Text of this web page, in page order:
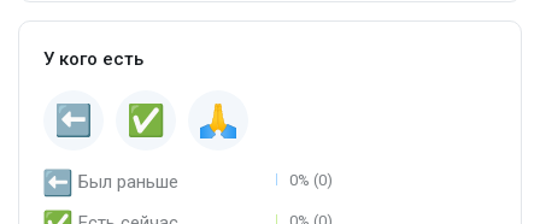
У кого есть
Был раньше 0% (0)
0% (0)